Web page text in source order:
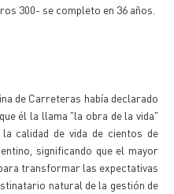
300- se completo en 36 años.
de Carreteras había declarado
él la llama "la obra de la vida"
calidad de vida de cientos de
significando que el mayor
transformar las expectativas
natural de la gestión de